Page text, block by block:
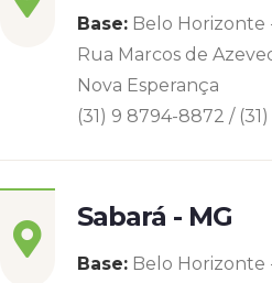
Base: Belo Horizonte
Rua Marcos de
Nova Esperança
(31) 9 8794-8872 /
Sabará - MG
Base: Belo Horizonte